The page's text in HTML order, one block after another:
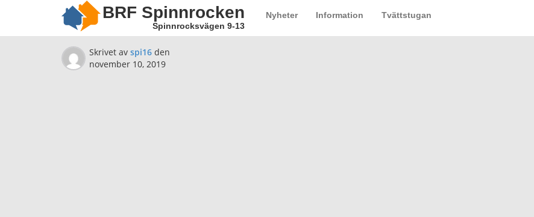
BRF Spinnrocken
Spinnrocksvägen 9-13
Nyheter Information Tvättstugan
Skrivet av spi16 den
november 10, 2019